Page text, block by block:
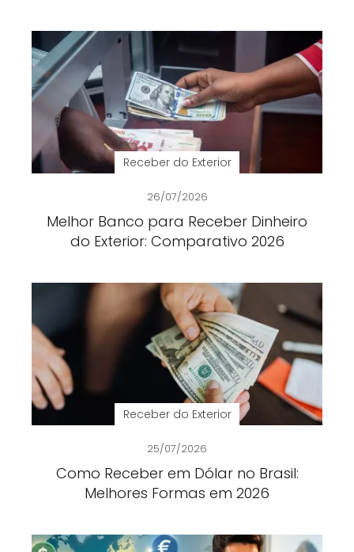
Receber do Exterior
26/07/2026
Melhor Banco para Receber Dinheiro
do Exterior: Comparativo 2026
Receber do Exterior
25/07/2026
Como Receber em Dólar no Brasil:
Melhores Formas em 2026